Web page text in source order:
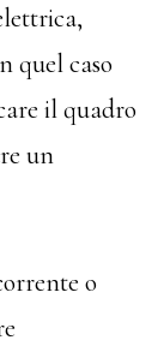
quel caso
il quadro
un
o